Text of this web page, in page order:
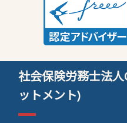
社会保険労務士法
ットメント)